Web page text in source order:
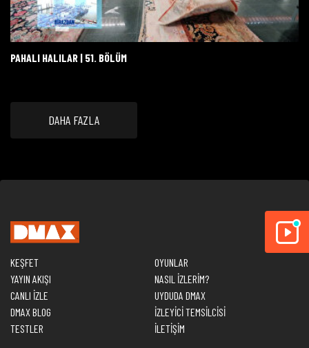
PAHALI HALILAR | 51. BÖLÜM
DAHA FAZLA
KEŞFET
YAYIN AKIŞI
CANLI İZLE
DMAX BLOG
TESTLER
OYUNLAR
NASIL İZLERİM?
UYDUDA DMAX
İZLEYİCİ TEMSİLCİSİ
İLETİŞİM